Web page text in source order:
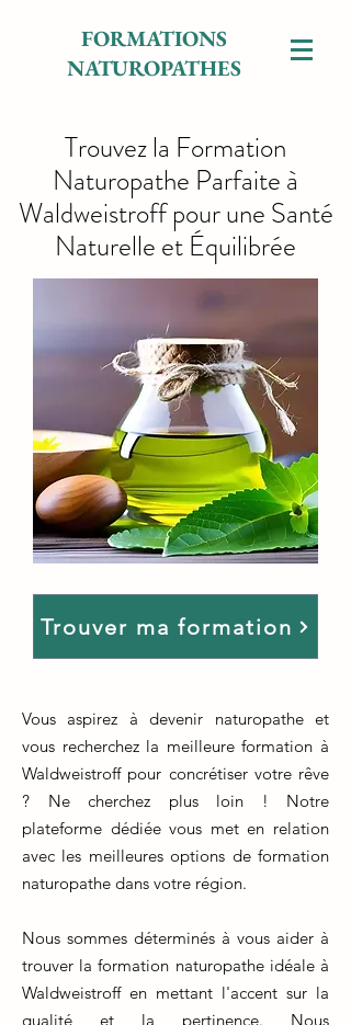
FORMATIONS
NATUROPATHES
Trouvez la Formation
Naturopathe Parfaite à
Waldweistroff pour une Santé
Naturelle et Équilibrée
Trouver ma formation
Vous aspirez à devenir naturopathe et
vous recherchez la meilleure formation à
Waldweistroff pour concrétiser votre rêve
? Ne cherchez plus loin ! Notre
plateforme dédiée vous met en relation
avec les meilleures options de formation
naturopathe dans votre région.
Nous sommes déterminés à vous aider à
trouver la formation naturopathe idéale à
Waldweistroff en mettant l'accent sur la
qualité et la pertinence. Nous